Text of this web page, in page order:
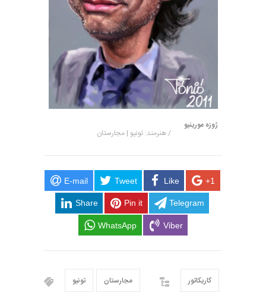
ژوزه مورینیو
/ هنرمند: تونیو | مجارستان
E-mail Tweet Like +1
Share Pin it Telegram
WhatsApp Viber
تونیو مجارستان کاریکاتور